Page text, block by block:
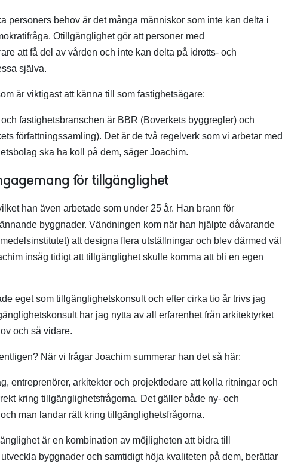
personers behov är det många människor som inte kan delta i
Otillgänglighet gör att personer med
att få del av vården och inte kan delta på idrotts- och
själva.
är viktigast att känna till som fastighetsägare:
fastighetsbranschen är BBR (Boverkets byggregler) och
författningssamling). Det är de två regelverk som vi arbetar med
ska ha koll på dem, säger Joachim.
för tillgänglighet
han även arbetade som under 25 år. Han brann för
byggnader. Vändningen kom när han hjälpte dåvarande
att designa flera utställningar och blev därmed väl
insåg tidigt att tillgänglighet skulle komma att bli en egen
eget som tillgänglighetskonsult och efter cirka tio år trivs jag
har jag nytta av all erfarenhet från arkitektyrket
och så vidare.
När vi frågar Joachim summerar han det så här:
entreprenörer, arkitekter och projektledare att kolla ritningar och
kring tillgänglighetsfrågorna. Det gäller både ny- och
man landar rätt kring tillgänglighetsfrågorna.
är en kombination av möjligheten att bidra till
byggnader och samtidigt höja kvaliteten på dem, berättar